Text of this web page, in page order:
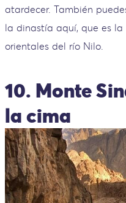
atardecer. También
la dinastía aquí, que es
orientales del río Nilo.
10. Monte
la cima